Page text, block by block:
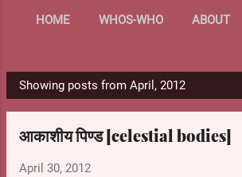
HOME WHOS-WHO ABOUT
P
o
Showing posts from April, 2012
आकाशीय पिण्ड [celestial bodies]
April 30, 2012